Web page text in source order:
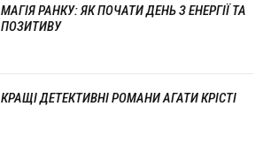
МАГІЯ РАНКУ: ЯК ПОЧАТИ ДЕНЬ З ЕНЕРГІЇ ТА
ПОЗИТИВУ
КРАЩІ ДЕТЕКТИВНІ РОМАНИ АГАТИ КРІСТІ